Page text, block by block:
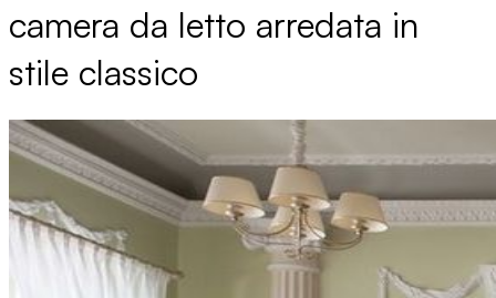
camera da letto arredata in
stile classico